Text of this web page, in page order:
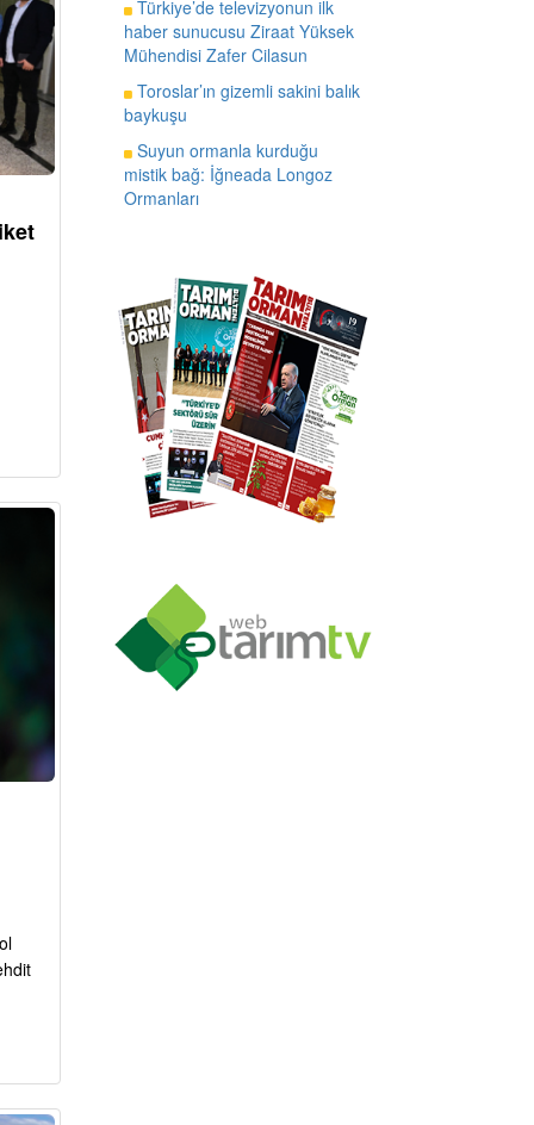
Türkiye’de televizyonun ilk
haber sunucusu Ziraat Yüksek
Mühendisi Zafer Cilasun
Toroslar’ın gizemli sakini balık
baykuşu
Suyun ormanla kurduğu
mistik bağ: İğneada Longoz
Ormanları